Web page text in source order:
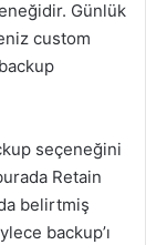
Günlük
custom
seçeneğini
Retain
belirtmiş
backup’ı